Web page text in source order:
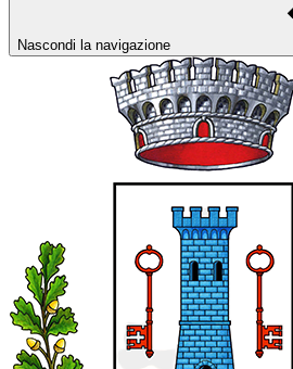
Nascondi la navigazione